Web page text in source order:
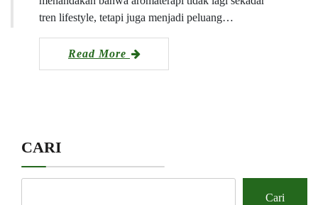
tren lifestyle, tetapi juga menjadi peluang…
Read More
CARI
Cari